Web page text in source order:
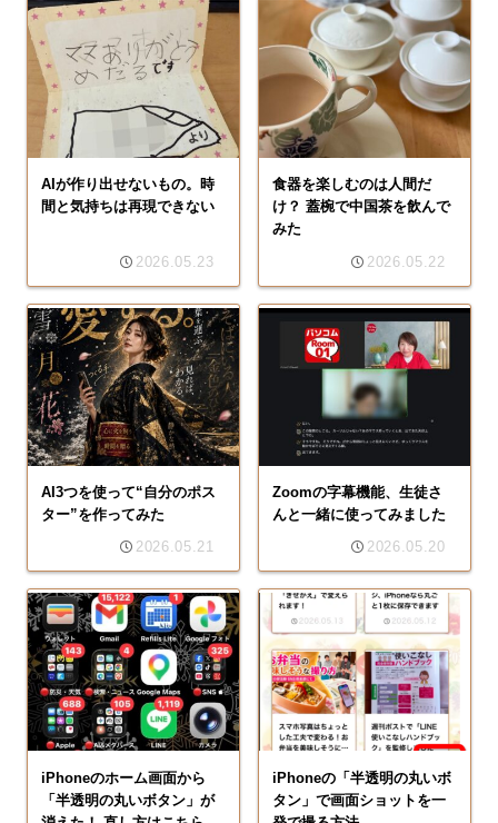
AIが作り出せないもの。時
間と気持ちは再現できない
2026.05.23
食器を楽しむのは人間だ
け？ 蓋椀で中国茶を飲んで
みた
2026.05.22
AI3つを使って“自分のポス
ター”を作ってみた
2026.05.21
Zoomの字幕機能、生徒さ
んと一緒に使ってみました
2026.05.20
iPhoneのホーム画面から
「半透明の丸いボタン」が
iPhoneの「半透明の丸いボ
タン」で画面ショットを一